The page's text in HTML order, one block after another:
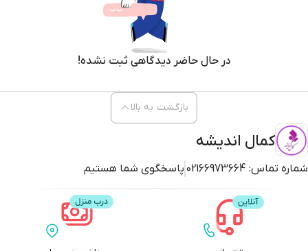
در حال حاضر دیدگاهی ثبت نشده!
کمال اندیشه
شماره تماس: 02166973664 پاسخگوی شما هستیم
بازگشت به بالا